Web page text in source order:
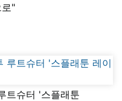
"
트슈터 '스플래툰